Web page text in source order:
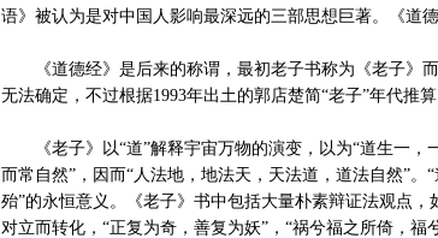
语》被认为是对中国人影响最深远的三部思想巨著。《道
《道德经》是后来的称谓，最初老子书称为《老子》
无法确定，不过根据1993年出土的郭店楚简“老子”年代推
《老子》以“道”解释宇宙万物的演变，以为“道生一，
而常自然”，因而“人法地，地法天，天法道，道法自然”
殆”的永恒意义。《老子》书中包括大量朴素辩证法观点
对立而转化，“正复为奇，善复为妖”，“祸兮福之所倚，福